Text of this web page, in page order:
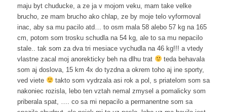
maju byt chuducke, a ze ja v mojom veku, mam take velke
brucho, ze mam brucho ako chlap, ze by moje telo vyformoval
inac, aby sa mu pacilo atd… to osm mala 58 alebo 57 kg na 165
cm, potom som trosku schudla na 54 kg, ale to sa mu nepacilo
stale.. tak som za dva tri mesiace vychudla na 46 kg!!! a vtedy
vlastne zacal moj anorekticky beh na dlhu trat
teda behavala
som aj doslova, 15 km 4x do tyzdna a okrem toho aj ine sporty,
ved viete
takto som vydrzala asi rok a pol, s priatelom som sa
nakoniec rozisla, lebo ten vztah nemal zmysel a pomalicky som
priberala spat, …. co sa mi nepacilo a permanentne som sa